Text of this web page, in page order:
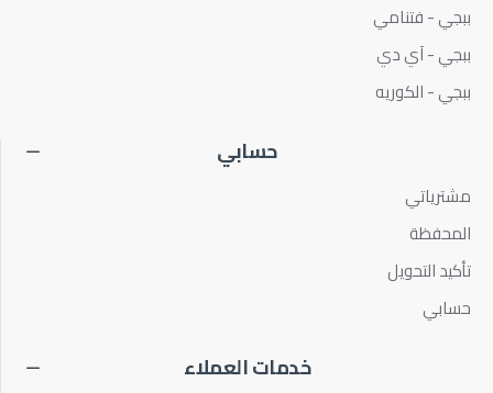
ببجي - فتنامي
ببجي - آي دي
ببجي - الكوريه
حسابي
مشترياتي
المحفظة
تأكيد التحويل
حسابي
خدمات العملاء